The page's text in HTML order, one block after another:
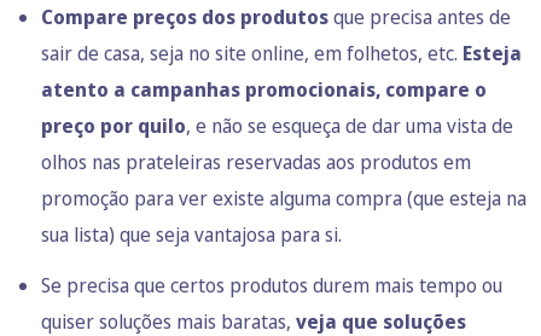
Compare preços dos produtosque precisa antes de
sair de casa, seja no site online, em folhetos, etc. Esteja
atento a campanhas promocionais, compare o
preço por quilo, e não se esqueça de dar uma vista de
olhos nas prateleiras reservadas aos produtos em
promoção para ver existe alguma compra (que esteja na
sua lista) que seja vantajosa para si.
Se precisa que certos produtos durem mais tempo ou
quiser soluções mais baratas, veja que soluções